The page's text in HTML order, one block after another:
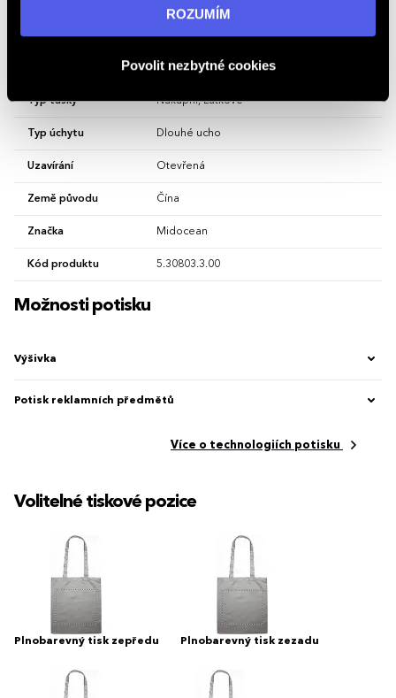
informací navštivte naši stránkuzásadách ochrany
ROZUMÍM
Povolit nezbytné cookies
Hlavní barva Šedá
bavlna
Typ tašky Nákupní, Látkové
Typ úchytu Dlouhé ucho
Uzavírání Otevřená
Země původu Čína
Značka Midocean
Kód produktu 5.30803.3.00
Možnosti potisku
Výšivka
Potisk reklamních předmětů
Více o technologiích potisku
Volitelné tiskové pozice
Plnobarevný tisk zepředu Plnobarevný tisk zezadu